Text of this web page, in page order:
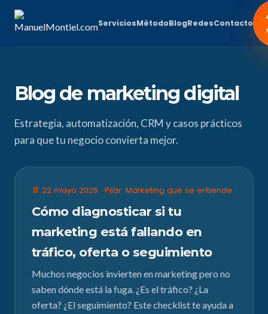
ServiciosMétodoBlogRedesContacto
Blog de marketing digital
Estrategia, automatización, CRM y casos prácticos
para que tu negocio convierta mejor.
📄 22 mayo 2026 · Pilar: Marketing que se entiende
Cómo diagnosticar si tu
marketing está fallando en
tráfico, oferta o seguimiento
Muchos negocios invierten en marketing pero no
saben dónde está la fuga. ¿Es el tráfico? ¿La
oferta? ¿El seguimiento? Este checklist te ayuda a